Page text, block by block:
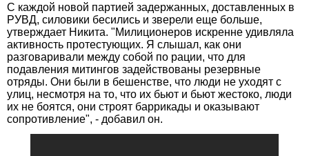
С каждой новой партией задержанных, доставленных в
РУВД, силовики бесились и зверели еще больше,
утверждает Никита. "Милиционеров искренне удивляла
активность протестующих. Я слышал, как они
разговаривали между собой по рации, что для
подавления митингов задействованы резервные
отряды. Они были в бешенстве, что люди не уходят с
улиц, несмотря на то, что их бьют и бьют жестоко, люди
их не боятся, они строят баррикады и оказывают
сопротивление", - добавил он.